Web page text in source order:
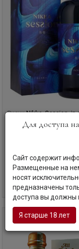
ВискиNikka, Session, in
Код товара: АС-
13 315 руб В
Для доступа
Сайт содержит
Размещенные на
носят
предназначены
доступа вы должны
Я старше 18 лет